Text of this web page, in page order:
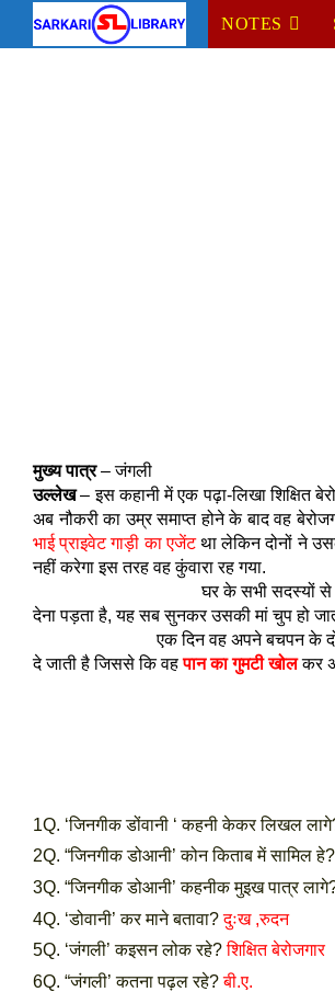
NOTES
मुख्य पात्र– जंगली
उल्लेख– इस कहानी में एक पढ़ा-लिखा शिक्षित
अब नौकरी का उम्र समाप्त होने के बाद वह
भाई प्राइवेट गाड़ी का एजेंटथा लेकिन दोनों ने
नहीं करेगा इस तरह वह कुंवारा रह गया.
घर के सभी सदस्यों
देना पड़ता है, यह सब सुनकर उसकी मां चुप हो
एक दिन वह अपने बचपन के
दे जाती है जिससे कि वहपान का गुमटी खोलकर
1Q. ‘जिनगीक डोंवानी ‘ कहनी केकर लिखल
2Q. “जिनगीक डोआनी’ कोन किताब में सामिल
3Q. “जिनगीक डोआनी’ कहनीक मुइख पात्र
4Q. ‘डोवानी’ कर माने बतावा?दुःख ,रुदन
5Q. ‘जंगली’ कइसन लोक रहे?शिक्षित बेरोजगार
6Q. “जंगली’ कतना पढ़ल रहे?बी.ए.